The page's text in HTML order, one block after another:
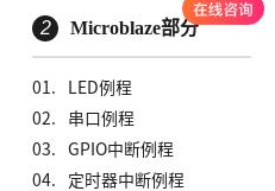
2 Microblaze部分
01.
LED例程
02.
串口例程
03.
GPIO中断例程
04.
定时器中断例程